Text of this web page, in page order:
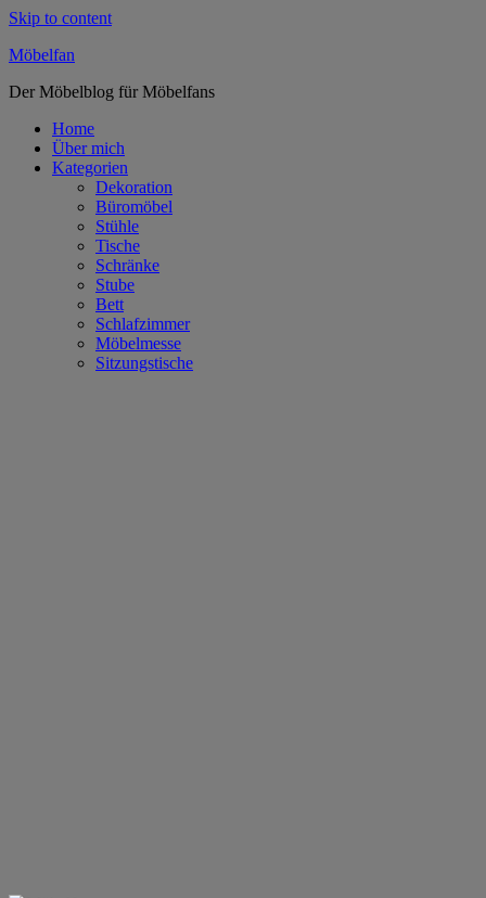
Skip to content
Möbelfan
Der Möbelblog für Möbelfans
Home
Über mich
Kategorien
Dekoration
Büromöbel
Stühle
Tische
Schränke
Stube
Bett
Schlafzimmer
Möbelmesse
Sitzungstische